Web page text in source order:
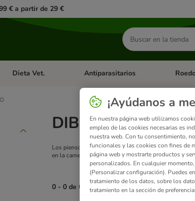
€ a partir de 29 €
Buscar
productos
abierto: Perros
Menú de categoria abierto: Gatos
Dieta Vet. Menú de categoria abierto: Dieta Vet.
Antiparasitarios Menú
DIBO
Los piensos DIBO son sinónimo de nutrición natural
en la carne.
0 - 0 de 0 resultados
¡Ayúdanos a
En nuestra página web utilizamos
empleo de las cookies necesarias es
nuestra web. Con tu consentimiento,
funcionales y las cookies con fines de
página web y mostrarte productos y
personalizados. En cualquier
(Personalizar configuración). Puedes
tratamiento de los datos, sobre los
tratamiento en la sección de